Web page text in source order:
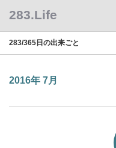
283/365日の出来ごと
2016年 7月